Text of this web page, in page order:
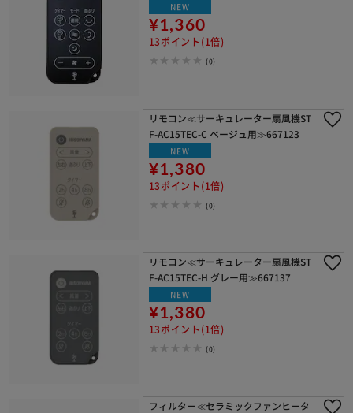
NEW
¥1,360
13ポイント(1倍)
(0)
リモコン≪サーキュレーター扇風機ST
F-AC15TEC-C ベージュ用≫667123
NEW
¥1,380
13ポイント(1倍)
(0)
リモコン≪サーキュレーター扇風機ST
F-AC15TEC-H グレー用≫667137
NEW
¥1,380
13ポイント(1倍)
(0)
フィルター≪セラミックファンヒータ